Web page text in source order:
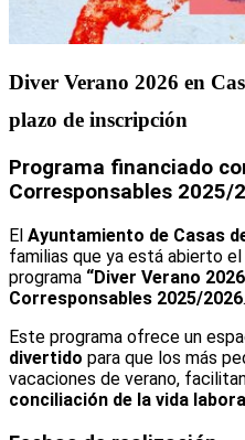
Diver Verano 2026 en
plazo de inscripción
Programa financiado
Corresponsables 2025/
El Ayuntamiento de Casas
familias que ya está abierto
programa “Diver Verano
Corresponsables 2025/2026.
Este programa ofrece un
divertido para que los más
vacaciones de verano,
conciliación de la vida